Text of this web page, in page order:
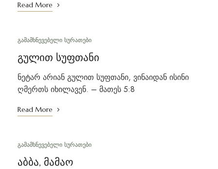
Read More
ᲒᲐᲛᲐᲛᲮᲜᲔᲕᲔᲑᲔᲚᲘ ᲡᲣᲠᲐᲗᲔᲑᲘ
გულით სუფთანი
ნეტარ არიან გულით სუფთანი, ვინაიდან ისინი
ღმერთს იხილავენ. – მათეს 5:8
Read More
ᲒᲐᲛᲐᲛᲮᲜᲔᲕᲔᲑᲔᲚᲘ ᲡᲣᲠᲐᲗᲔᲑᲘ
აბბა, მამაო